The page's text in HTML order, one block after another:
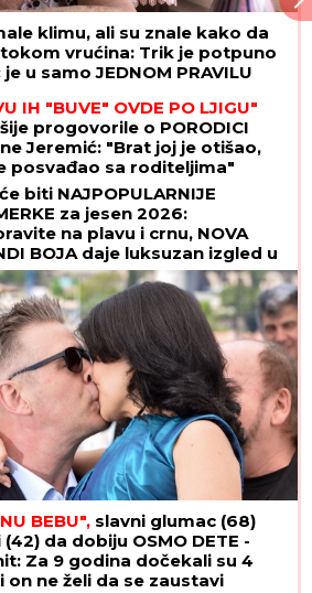
klimu, ali su znale kako da
tokom vrućina: Trik je potpuno
u samo JEDNOM PRAVILU
IH "BUVE" OVDE PO LJIGU"
progovorile o PORODICI
Jeremić: "Brat joj je otišao,
posvađao sa roditeljima"
biti NAJPOPULARNIJE
za jesen 2026:
na plavu i crnu, NOVA
BOJA daje luksuzan izgled u
i slaže se uz sve
BEBU", slavni glumac (68)
da dobiju OSMO DETE -
Za 9 godina dočekali su 4
on ne želi da se zaustavi